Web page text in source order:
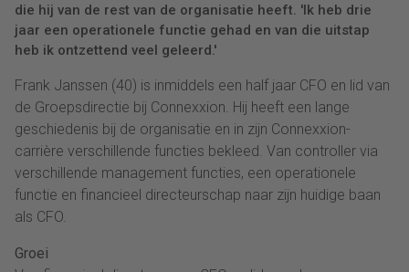
die hij van de rest van de organisatie heeft. 'Ik heb drie
jaar een operationele functie gehad en van die uitstap
heb ik ontzettend veel geleerd.'
Frank Janssen (40) is inmiddels een half jaar CFO en lid van
de Groepsdirectie bij Connexxion. Hij heeft een lange
geschiedenis bij de organisatie en in zijn Connexxion-
carrière verschillende functies bekleed. Van controller via
verschillende management functies, een operationele
functie en financieel directeurschap naar zijn huidige baan
als CFO.
Groei